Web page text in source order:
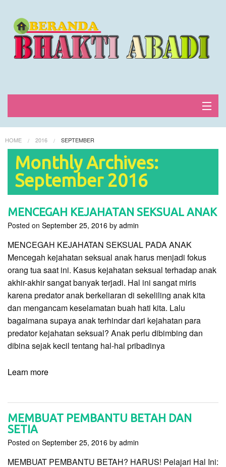
Home
Lowongan kerja
FAQ
Login
HOME 2016 SEPTEMBER
Monthly Archives:
September 2016
MENCEGAH KEJAHATAN SEKSUAL ANAK
Posted on September 25, 2016 by admin
MENCEGAH KEJAHATAN SEKSUAL PADA ANAK
Mencegah kejahatan seksual anak harus menjadi fokus
orang tua saat ini. Kasus kejahatan seksual terhadap anak
akhir-akhir sangat banyak terjadi. Hal ini sangat miris
karena predator anak berkeliaran di sekeliling anak kita
dan mengancam keselamatan buah hati kita. Lalu
bagaimana supaya anak terhindar dari kejahatan para
predator kejahatan seksual? Anak perlu dibimbing dan
dibina sejak kecil tentang hal-hal pribadinya
Learn more
MEMBUAT PEMBANTU BETAH DAN
SETIA
Posted on September 25, 2016 by admin
MEMBUAT PEMBANTU BETAH? HARUS! Pelajari Hal Ini: